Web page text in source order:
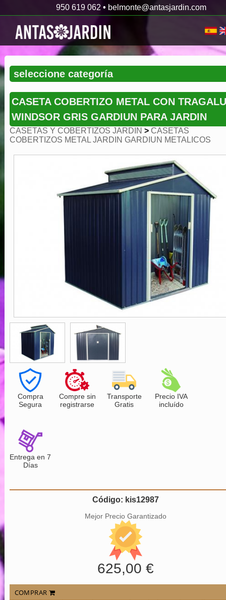
950 619 062 • belmonte@antasjardin.com
CASETA COBERTIZO METAL CON
WINDSOR GRIS GARDIUN PARA JARDIN
CASETAS Y COBERTIZOS JARDIN > CASETAS
COBERTIZOS METAL JARDIN GARDIUN METALICOS
Compra
Segura
Compre sin
registrarse
Transporte
Gratis
Precio IVA
incluído
Entrega en 7
Días
Código: kis12987
Mejor Precio Garantizado
625,00 €
COMPRAR